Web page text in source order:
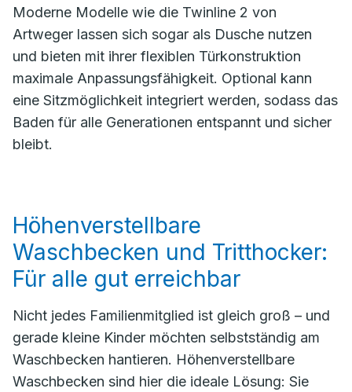
Moderne Modelle wie die Twinline 2 von
Artweger lassen sich sogar als Dusche nutzen
und bieten mit ihrer flexiblen Türkonstruktion
maximale Anpassungsfähigkeit. Optional kann
eine Sitzmöglichkeit integriert werden, sodass das
Baden für alle Generationen entspannt und sicher
bleibt.
Höhenverstellbare
Waschbecken und Tritthocker:
Für alle gut erreichbar
Nicht jedes Familienmitglied ist gleich groß – und
gerade kleine Kinder möchten selbstständig am
Waschbecken hantieren. Höhenverstellbare
Waschbecken sind hier die ideale Lösung: Sie